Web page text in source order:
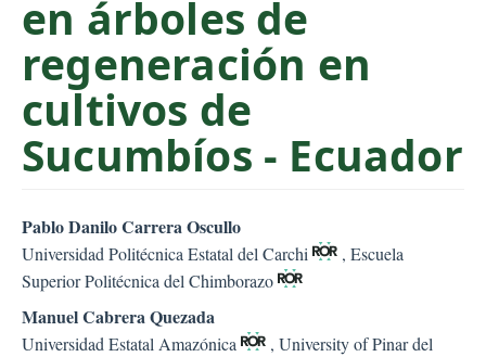
d
e
b
r
en árboles de
regeneración en
cultivos de
Sucumbíos - Ecuador
Pablo Danilo Carrera Oscullo
Universidad Politécnica Estatal del Carchi
, Escuela
Superior Politécnica del Chimborazo
Manuel Cabrera Quezada
Universidad Estatal Amazónica
, University of Pinar del